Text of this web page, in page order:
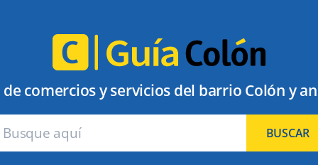
de comercios y servicios del barrio Colón y
BUSCAR